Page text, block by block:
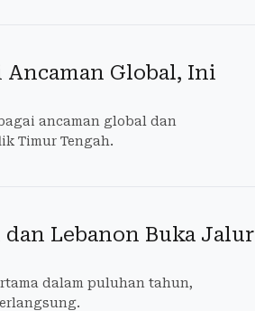
Global, Ini
ancaman global dan
Timur Tengah.
Lebanon Buka Jalur
dalam puluhan tahun,